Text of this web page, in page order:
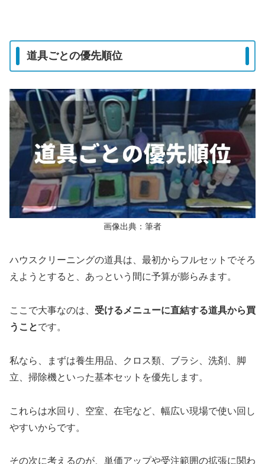
道具ごとの優先順位
画像出典：筆者
ハウスクリーニングの道具は、最初からフルセットでそろ
えようとすると、あっという間に予算が膨らみます。
ここで大事なのは、 受けるメニューに直結する道具から買
うことです。
私なら、まずは養生用品、クロス類、ブラシ、洗剤、脚
立、掃除機といった基本セットを優先します。
これらは水回り、空室、在宅など、幅広い現場で使い回し
やすいからです。
その次に考えるのが、単価アップや受注範囲の拡張に関わ